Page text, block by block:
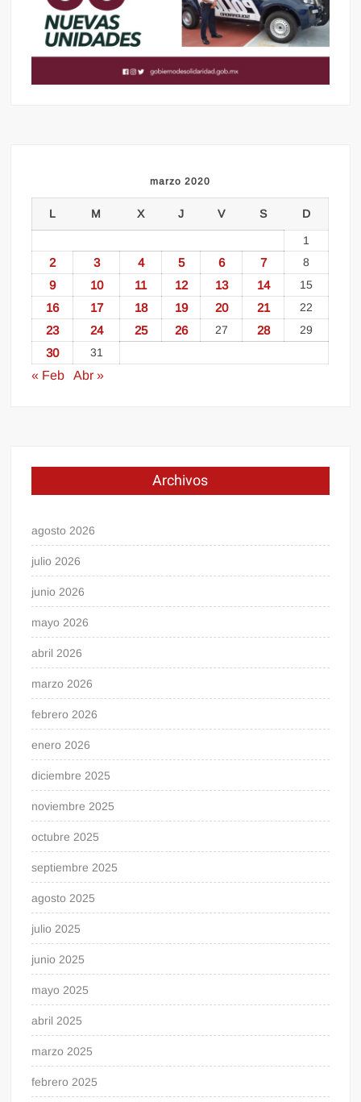
marzo 2020
L M X J V S D
1
2 3 4 5 6 7 8
9 10 11 12 13 14 15
16 17 18 19 20 21 22
23 24 25 26 27 28 29
30 31
« Feb Abr »
Archivos
agosto 2026
julio 2026
junio 2026
mayo 2026
abril 2026
marzo 2026
febrero 2026
enero 2026
diciembre 2025
noviembre 2025
octubre 2025
septiembre 2025
agosto 2025
julio 2025
junio 2025
mayo 2025
abril 2025
marzo 2025
febrero 2025